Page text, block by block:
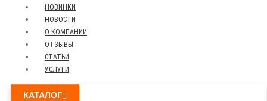
НОВИНКИ
НОВОСТИ
О КОМПАНИИ
ОТЗЫВЫ
СТАТЬИ
УСЛУГИ
КАТАЛОГ